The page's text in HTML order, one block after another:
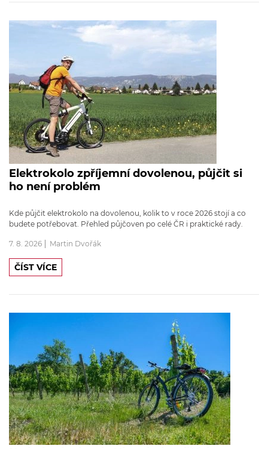
Elektrokolo zpříjemní dovolenou, půjčit si
ho není problém
Kde půjčit elektrokolo na dovolenou, kolik to v roce 2026 stojí a co
budete potřebovat. Přehled půjčoven po celé ČR i praktické rady.
7. 8. 2026 Martin Dvořák
ČÍST VÍCE